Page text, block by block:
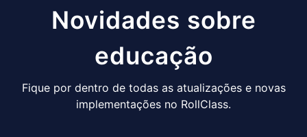
Novidades sobre
educação
Fique por dentro de todas as atualizações e novas
implementações no RollClass.